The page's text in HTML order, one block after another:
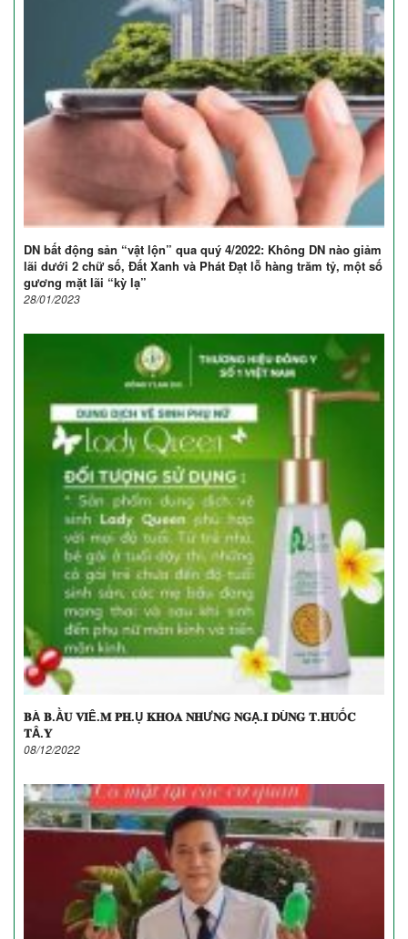
DN bất động sản “vật lộn” qua quý 4/2022: Không DN nào giảm
lãi dưới 2 chữ số, Đất Xanh và Phát Đạt lỗ hàng trăm tỷ, một số
gương mặt lãi “kỳ lạ”
28/01/2023
𝐁À 𝐁.Ầ𝐔 𝐕𝐈Ê.𝐌 𝐏𝐇.Ụ 𝐊𝐇𝐎𝐀 𝐍𝐇Ư𝐍𝐆 𝐍𝐆Ạ.𝐈 𝐃Ù𝐍𝐆 𝐓.𝐇𝐔Ố𝐂
𝐓Â.𝐘
08/12/2022